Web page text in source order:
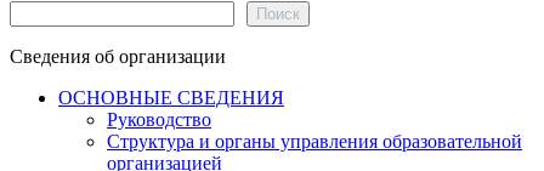
Поиск
Сведения об организации
ОСНОВНЫЕ СВЕДЕНИЯ
Руководство
Структура и органы управления образовательной
организацией